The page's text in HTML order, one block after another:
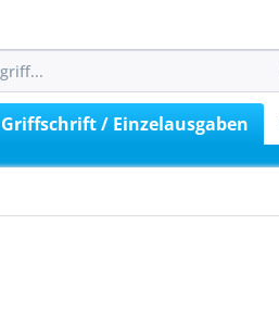
Griffschrift / Einzelausgaben